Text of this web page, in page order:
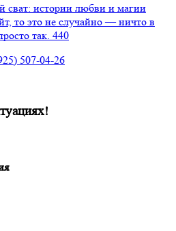
сват: истории любви и магии
то это не случайно — ничто в
так. 440
507-04-26